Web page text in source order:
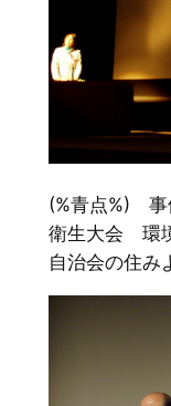
(%青点%) 事
衛生大会 環
自治会の住み